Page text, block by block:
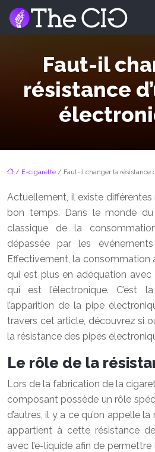
Faut-il
résistance
/ E-cigarette / Faut-il changer la résistance
Actuellement, il existe
bon temps. Dans le monde
classique de la
dépassée par les
Effectivement, la consommation
qui est plus en adéquation
qui est l’électronique. C’est
l’apparition de la pipe
travers cet article, découvrez si
la résistance des pipes
Le rôle de la
Lors de la fabrication de la
composant possède un rôle
d’autres, il y a ce qu’on appelle
appartient à cette résistance
avec l’e-liquide afin de